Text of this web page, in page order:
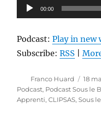
Lecteur
audio
00:00
Podcast:Play in new
Subscribe:RSS |
Auteur
Franco Huard
le
18
Podcast, Podcast Sous le
Apprenti,CLIPSAS,Sous